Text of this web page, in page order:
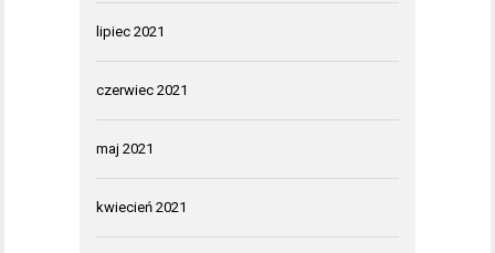
lipiec 2021
czerwiec 2021
maj 2021
kwiecień 2021